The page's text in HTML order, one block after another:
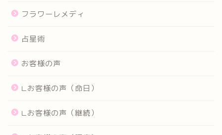
フラワーレメディ
占星術
お客様の声
∟お客様の声（命日）
∟お客様の声（継続）